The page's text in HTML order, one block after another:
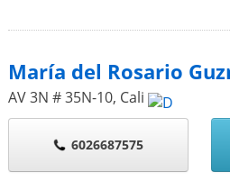
María del Rosario
AV 3N # 35N-10, Cali
6026687575